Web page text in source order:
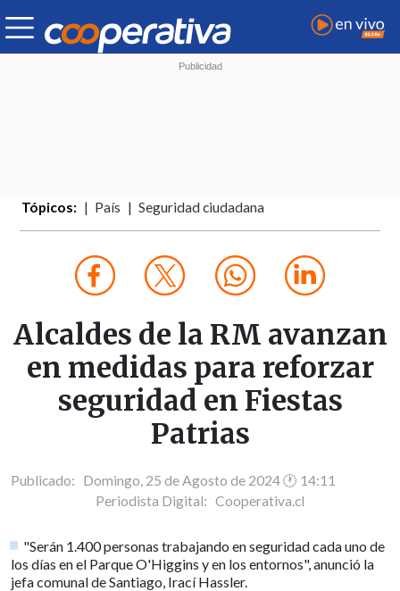
Tópicos: País Seguridad ciudadana
Alcaldes de la RM avanzan
en medidas para reforzar
seguridad en Fiestas
Patrias
Publicado: Domingo, 25 de Agosto de 2024 🕐 14:11
Periodista Digital: Cooperativa.cl
"Serán 1.400 personas trabajando en seguridad cada uno de
los días en el Parque O'Higgins y en los entornos", anunció la
jefa comunal de Santiago, Irací Hassler.